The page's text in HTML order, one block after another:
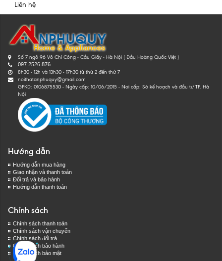
Liên hệ
Số 7 ngõ 96 Võ Chí Công - Cầu Giấy - Hà Nội ( Đầu Hoàng Quốc Việt )
097 2526 876
8h30 - 12h và 13h30 - 17h30 từ thứ 2 đến thứ 7
noithatanphuquy@gmail.com
GPKD: 0106875530 - Ngày cấp: 10/06/2015 - Nơi cấp: Sở kế hoạch và đầu tư TP. Hà
Nội
Hướng dẫn
Hướng dẫn mua hàng
Giao nhận và thanh toán
Đổi trả và bảo hành
Hướng dẫn thanh toán
Chính sách
Chính sách thanh toán
Chính sách vận chuyển
Chính sách đổi trả
Chính sách bảo hành
Chính sách bảo mật